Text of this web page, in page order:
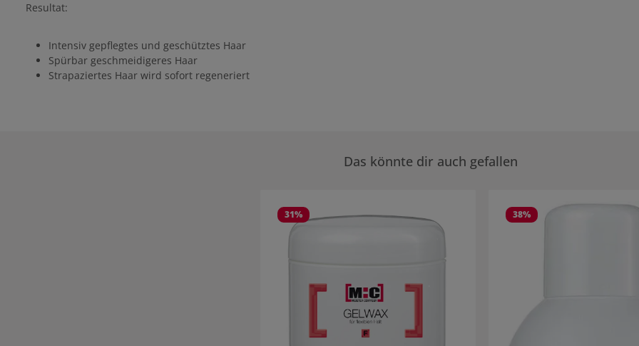
Resultat:
Intensiv gepflegtes und geschütztes Haar
Spürbar geschmeidigeres Haar
Strapaziertes Haar wird sofort regeneriert
Das könnte dir auch gefallen
31% 38%